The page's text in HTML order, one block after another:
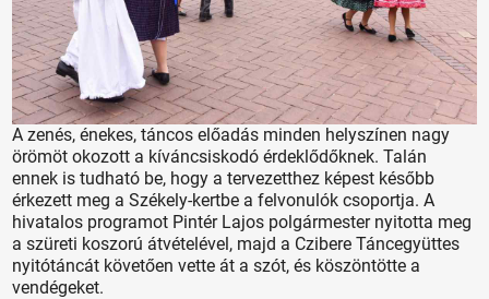
A zenés, énekes, táncos előadás minden helyszínen nagy
örömöt okozott a kíváncsiskodó érdeklődőknek. Talán
ennek is tudható be, hogy a tervezetthez képest később
érkezett meg a Székely-kertbe a felvonulók csoportja. A
hivatalos programot Pintér Lajos polgármester nyitotta meg
a szüreti koszorú átvételével, majd a Czibere Táncegyüttes
nyitótáncát követően vette át a szót, és köszöntötte a
vendégeket.